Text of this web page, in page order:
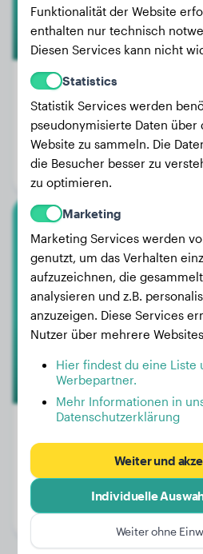
Gewicht:
Alter:
Geschlecht:
Golden
Geschlecht:
Funktionalität der Website
enthalten nur technisch
Diesen Services kann nicht
Statistics
Statistik Services werden
pseudonymisierte Daten über
Website zu sammeln. Die
die Besucher besser zu
zu optimieren.
Marketing
Marketing Services werden
genutzt, um das Verhalten
aufzuzeichnen, die
analysieren und z.B.
anzuzeigen. Diese Services
Nutzer über mehrere
Hier findest du eine Liste
Werbepartner.
Mehr Informationen in
Datenschutzerklärung
Weiter und
Individuelle
Weiter ohne